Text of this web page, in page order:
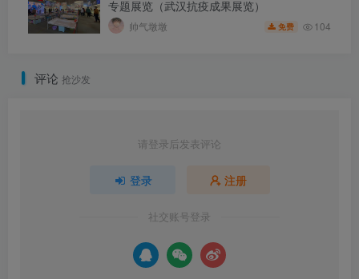
专题展览（武汉抗疫成果展览）
帅气墩墩 免费 104
评论 抢沙发
请登录后发表评论
登录 注册
社交账号登录